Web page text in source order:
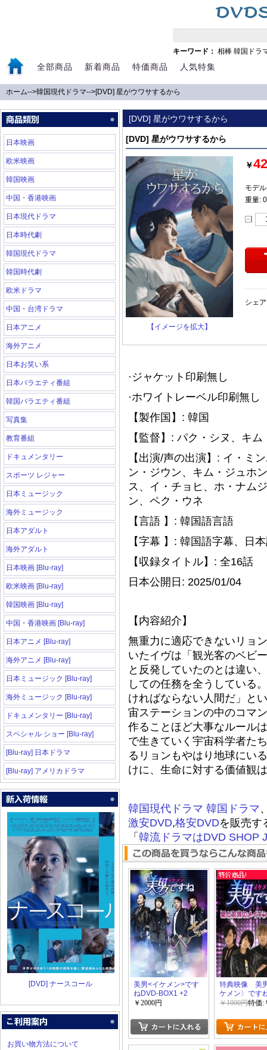
キーワード： 相棒 韓国ドラ
全部商品 新着商品 特価商品 人気特集
ホーム-->韓国現代ドラマ-->[DVD] 星がウワサするから
日本映画
欧米映画
韓国映画
中国・香港映画
日本現代ドラマ
日本時代劇
韓国現代ドラマ
韓国時代劇
欧米ドラマ
中国・台湾ドラマ
日本アニメ
海外アニメ
日本お笑い系
日本バラエティ番組
韓国バラエティ番組
写真集
教育番組
ドキュメンタリー
スポーツ レジャー
日本ミュージック
海外ミュージック
日本アダルト
海外アダルト
日本映画 [Blu-ray]
欧米映画 [Blu-ray]
韓国映画 [Blu-ray]
中国・香港映画 [Blu-ray]
日本アニメ [Blu-ray]
海外アニメ [Blu-ray]
日本ミュージック [Blu-ray]
海外ミュージック [Blu-ray]
ドキュメンタリー [Blu-ray]
スペシャル ショー [Blu-ray]
[Blu-ray] 日本ドラマ
[Blu-ray] アメリカドラマ
[DVD] ナースコール
お買い物方法について
[DVD] 星がウワサするから
[DVD] 星がウワサするから
【イメージを拡大】
￥
モデ
重量:
シェ
·ジャケット印刷無し
·ホワイトレーベル印刷無
【製作国】: 韓国
【監督】: パク・シヌ、キ
【出演/声の出演】: イ・ミ
ン・ジウン、キム・ジュホ
ス、イ・チョヒ、ホ・ナム
ン、ペク・ウネ
【言語 】: 韓国語言語
【字幕 】: 韓国語字幕、日
【収録タイトル】: 全16話
日本公開日: 2025/01/04
【内容紹介】
無重力に適応できないリョ
いたイヴは「観光客のベビ
と反発していたのとは違い
しての任務を全うしている
ければならない人間だ」と
宙ステーションの中のコマ
作ることほど大事なルール
で生きていく宇宙科学者た
るリョンもやはり地球にい
けに、生命に対する価値観
韓国現代ドラマ 韓国ドラマ
激安DVD,格安DVDを販売す
「 韓流ドラマはDVD SHOP
美男<イケメン>です
ねDVD-BOX1 +2
￥2000円
特典映像 美
ケメン〉です
友情のメイキ
ね
￥1000円特価: